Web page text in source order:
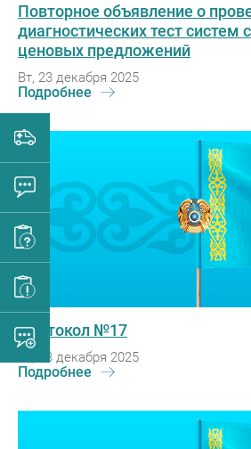
Повторное объявление о
диагностических тест систем
ценовых предложений
Вт, 23 декабря 2025
Подробнее
Протокол №17
Вт, 23 декабря 2025
Подробнее